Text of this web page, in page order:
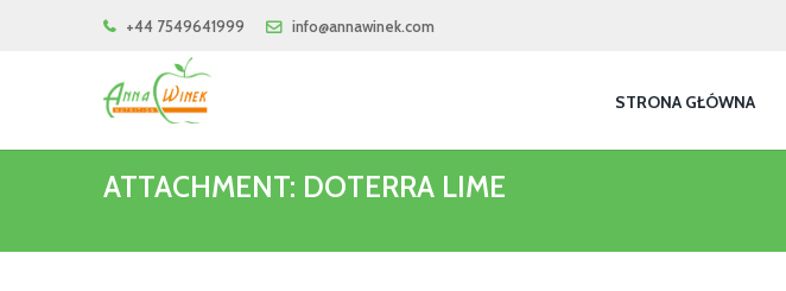
+44 7549641999 info@annawinek.com
STRONA GŁÓWNA
ATTACHMENT: DOTERRA LIME